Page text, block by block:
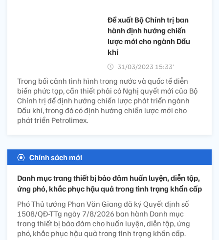
Đề xuất Bộ Chính trị ban
hành định hướng chiến
lược mới cho ngành Dầu
khí
31/03/2023 15:33’
Trong bối cảnh tình hình trong nước và quốc tế diễn
biến phức tạp, cần thiết phải có Nghị quyết mới của Bộ
Chính trị để định hướng chiến lược phát triển ngành
Dầu khí, trong đó có định hướng chiến lược mới cho
phát triển Petrolimex.
Chính sách mới
Danh mục trang thiết bị bảo đảm huấn luyện, diễn tập,
ứng phó, khắc phục hậu quả trong tình trạng khẩn cấp
Phó Thủ tướng Phan Văn Giang đã ký Quyết định số
1508/QĐ-TTg ngày 7/8/2026 ban hành Danh mục
trang thiết bị bảo đảm cho huấn luyện, diễn tập, ứng
phó, khắc phục hậu quả trong tình trạng khẩn cấp.